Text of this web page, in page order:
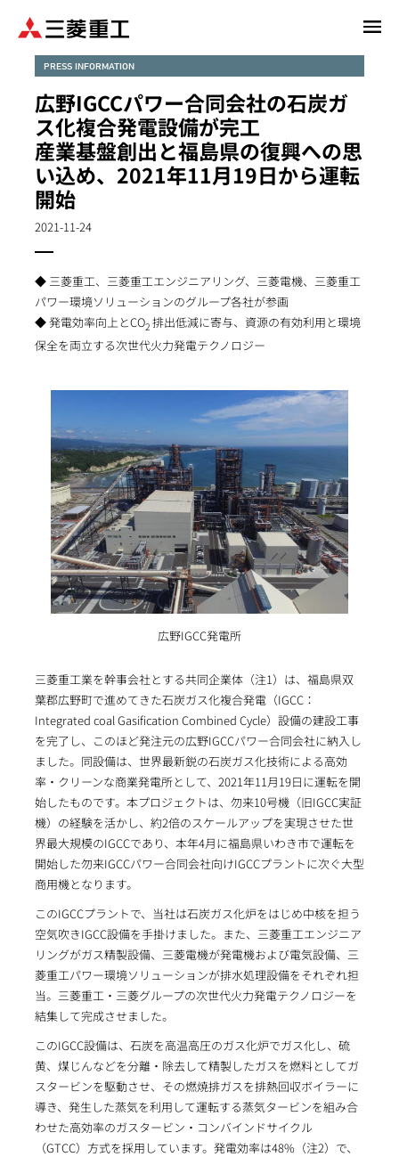
PRESS INFORMATION
広野IGCCパワー合同会社の石炭ガ
ス化複合発電設備が完工
産業基盤創出と福島県の復興への思
い込め、2021年11月19日から運転
開始
2021-11-24
◆ 三菱重工、三菱重工エンジニアリング、三菱電機、三菱重工
パワー環境ソリューションのグループ各社が参画
◆ 発電効率向上とCO2 排出低減に寄与、資源の有効利用と環境
保全を両立する次世代火力発電テクノロジー
広野IGCC発電所
三菱重工業を幹事会社とする共同企業体（注1）は、福島県双
葉郡広野町で進めてきた石炭ガス化複合発電（IGCC：
Integrated coal Gasification Combined Cycle）設備の建設工事
を完了し、このほど発注元の広野IGCCパワー合同会社に納入し
ました。同設備は、世界最新鋭の石炭ガス化技術による高効
率・クリーンな商業発電所として、2021年11月19日に運転を開
始したものです。本プロジェクトは、勿来10号機（旧IGCC実証
機）の経験を活かし、約2倍のスケールアップを実現させた世
界最大規模のIGCCであり、本年4月に福島県いわき市で運転を
開始した勿来IGCCパワー合同会社向けIGCCプラントに次ぐ大型
商用機となります。
このIGCCプラントで、当社は石炭ガス化炉をはじめ中核を担う
空気吹きIGCC設備を手掛けました。また、三菱重工エンジニア
リングがガス精製設備、三菱電機が発電機および電気設備、三
菱重工パワー環境ソリューションが排水処理設備をそれぞれ担
当。三菱重工・三菱グループの次世代火力発電テクノロジーを
結集して完成させました。
このIGCC設備は、石炭を高温高圧のガス化炉でガス化し、硫
黄、煤じんなどを分離・除去して精製したガスを燃料としてガ
スタービンを駆動させ、その燃焼排ガスを排熱回収ボイラーに
導き、発生した蒸気を利用して運転する蒸気タービンを組み合
わせた高効率のガスタービン・コンバインドサイクル
（GTCC）方式を採用しています。発電効率は48%（注2）で、